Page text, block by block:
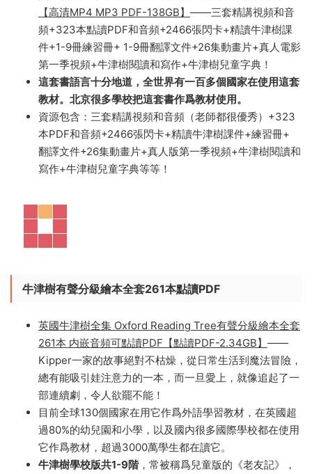
全網最全牛津樹1-16級全套資源
全網最全牛津樹1-16級 童老師精講視頻 英音美音音頻 自
然拼讀 動畫 真人電影 練習冊 單詞閃卡 點讀PDF大全
【高清MP4 MP3 PDF-138GB】——三套精講視頻和音
頻+323本點讀PDF和音頻+2466張閃卡+精讀牛津樹課
件+1-9冊練習冊+ 1-9冊翻譯文件+26集動畫片+真人電影
第一季視頻+牛津樹閱讀和寫作+牛津樹兒童字典！
這套書語言十分地道，全世界有一百多個國家在使用這套
資源包含：三套精講視頻和音頻（老師都很優秀）+323
本PDF和音頻+2466張閃卡+精讀牛津樹課件+練習冊+
牛津樹有聲分級繪本全套261本點讀PDF
英國牛津樹全集 Oxford Reading Tree有聲分級繪本全套
261本 内嵌音頻可點讀PDF【點讀PDF-2.34GB】——
Kipper一家的故事絕對不枯燥，從日常生活到魔法冒險，
總有能吸引娃注意力的一本，而一旦愛上，就像追起了一